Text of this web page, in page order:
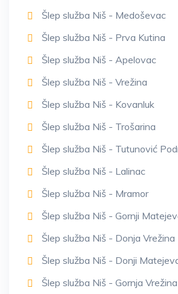
Šlep služba Niš - Medoševac
Šlep služba Niš - Prva Kutina
Šlep služba Niš - Apelovac
Šlep služba Niš - Vrežina
Šlep služba Niš - Kovanluk
Šlep služba Niš - Trošarina
Šlep služba Niš - Tutunović
Šlep služba Niš - Lalinac
Šlep služba Niš - Mramor
Šlep služba Niš - Gornji
Šlep služba Niš - Donja Vrežina
Šlep služba Niš - Donji
Šlep služba Niš - Gornja Vrežina